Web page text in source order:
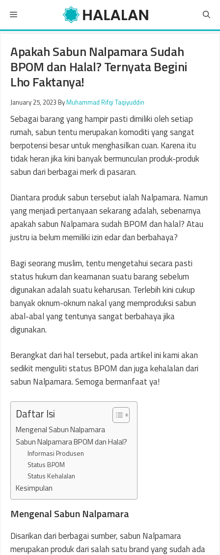
content
Menu
Apakah Sabun Nalpamara Sudah
BPOM dan Halal? Ternyata Begini
Lho Faktanya!
January 25, 2023 By Muhammad Rifqi Taqiyuddin
Sebagai barang yang hampir pasti dimiliki oleh setiap
rumah, sabun tentu merupakan komoditi yang sangat
berpotensi besar untuk menghasilkan cuan. Karena itu
tidak heran jika kini banyak bermunculan produk-produk
sabun dari berbagai merk di pasaran.
Diantara produk sabun tersebut ialah Nalpamara. Namun
yang menjadi pertanyaan sekarang adalah, sebenarnya
apakah sabun Nalpamara sudah BPOM dan halal? Atau
justru ia belum memiliki izin edar dan berbahaya?
Bagi seorang muslim, tentu mengetahui secara pasti
status hukum dan keamanan suatu barang sebelum
digunakan adalah suatu keharusan. Terlebih kini cukup
banyak oknum-oknum nakal yang memproduksi sabun
abal-abal yang tentunya sangat berbahaya jika
digunakan.
Berangkat dari hal tersebut, pada artikel ini kami akan
sedikit menguliti status BPOM dan juga kehalalan dari
sabun Nalpamara. Semoga bermanfaat ya!
Daftar Isi
Mengenal Sabun Nalpamara
Sabun Nalpamara BPOM dan Halal?
Informasi Produsen
Status BPOM
Status Kehalalan
Kesimpulan
Mengenal Sabun Nalpamara
Disarikan dari berbagai sumber, sabun Nalpamara
merupakan produk dari salah satu brand yang sudah ada